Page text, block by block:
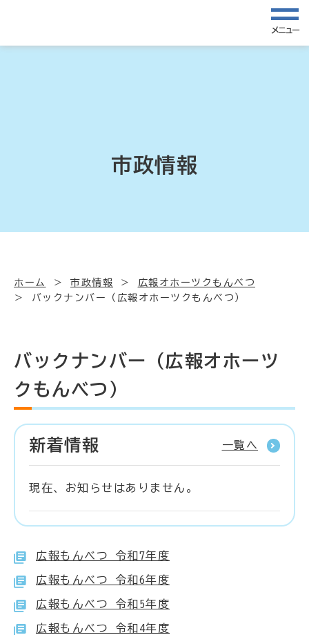
メニュー
市政情報
ホーム 市政情報
広報オホーツクもんべつ
バックナンバー（広報オホーツクもんべつ）
バックナンバー（広報オホーツ
クもんべつ）
新着情報 一覧へ
現在、お知らせはありません。
広報もんべつ 令和7年度
広報もんべつ 令和6年度
広報もんべつ 令和5年度
広報もんべつ 令和4年度